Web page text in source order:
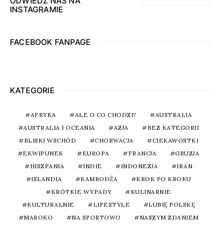
INSTAGRAMIE
FACEBOOK FANPAGE
KATEGORIE
AFRYKA ALE O CO CHODZI?
AUSTRALIA
AUSTRALIA I OCEANIA
AZJA
BEZ KATEGORII
BLISKI WSCHÓD
CHORWACJA
CIEKAWOSTKI
EKWIPUNEK
EUROPA FRANCJA
GRUZJA
HISZPANIA
INDIE INDONEZJA
IRAN
ISLANDIA
KAMBODŻA
KROK PO KROKU
KRÓTKIE WYPADY
KULINARNIE
KULTURALNIE
LIFESTYLE
LUBIĘ POLSKĘ
MAROKO
NA SPORTOWO
NASZYM ZDANIEM